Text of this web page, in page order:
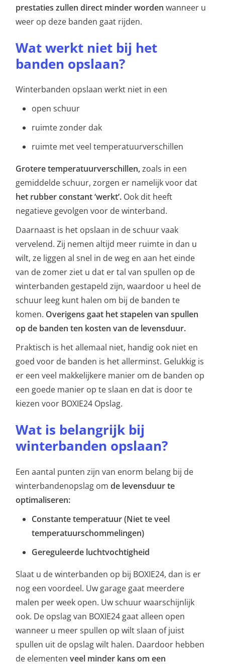
prestaties zullen direct minder wordenwanneer u
weer op deze banden gaat rijden.
Wat werkt niet bij het
banden opslaan?
Winterbanden opslaan werkt niet in een
open schuur
ruimte zonder dak
ruimte met veel temperatuurverschillen
Grotere temperatuurverschillen,zoals in een
gemiddelde schuur, zorgen er namelijk voor dat
het rubber constant ‘werkt’. Ook dit heeft
negatieve gevolgen voor de winterband.
Daarnaast is het opslaan in de schuur vaak
vervelend. Zij nemen altijd meer ruimte in dan u
wilt, ze liggen al snel in de weg en aan het einde
van de zomer ziet u dat er tal van spullen op de
winterbanden gestapeld zijn, waardoor u heel de
schuur leeg kunt halen om bij de banden te
komen. Overigens gaat het stapelen van spullen
op de banden ten kosten van de levensduur.
Praktisch is het allemaal niet, handig ook niet en
goed voor de banden is het allerminst. Gelukkig is
er eenveel makkelijkere manier om de banden op
een goede manier op te slaan en dat is door te
kiezen voor BOXIE24 Opslag.
Wat is belangrijk bij
winterbanden opslaan?
Een aantal punten zijn van enorm belang bij de
winterbandenopslag omde levensduur te
optimaliseren:
Constante temperatuur (Niet te veel
temperatuurschommelingen)
Gereguleerde luchtvochtigheid
Slaat u de winterbanden op bij BOXIE24, dan is er
nog een voordeel. Uw garage gaat meerdere
malen per week open. Uw schuur waarschijnlijk
ook. De opslag van BOXIE24 gaat alleen open
wanneer u meer spullen op wilt slaan of juist
spullen uit de opslag wilt halen. Daardoor hebben
de elementenveel minder kans om een